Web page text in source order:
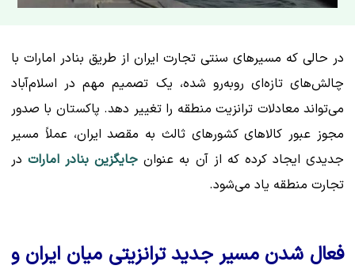
در حالی که مسیرهای سنتی تجارت ایران از طریق بنادر امارات با
چالش‌های تازه‌ای روبه‌رو شده، یک تصمیم مهم در اسلام‌آباد
می‌تواند معادلات ترانزیت منطقه را تغییر دهد. پاکستان با صدور
مجوز عبور کالاهای کشورهای ثالث به مقصد ایران، عملاً مسیر
جدیدی ایجاد کرده که از آن به عنوان جایگزین بنادر اماراتدر
تجارت منطقه یاد می‌شود.
فعال شدن مسیر جدید ترانزیتی میان ایران و